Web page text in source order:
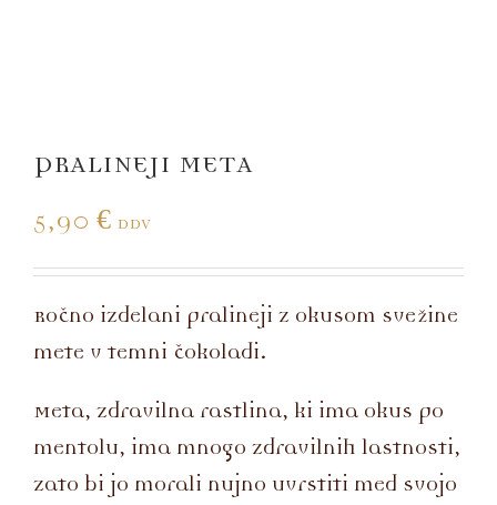
PRALINEJI META
5,90 € DDV
Ročno izdelani pralineji z okusom svežine
mete v temni čokoladi.
Meta, zdravilna rastlina, ki ima okus po
mentolu, ima mnogo zdravilnih lastnosti,
zato bi jo morali nujno uvrstiti med svojo